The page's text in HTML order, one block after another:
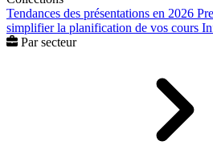
Tendances des présentations en 2026
simplifier la planification de vos cours
Par secteur